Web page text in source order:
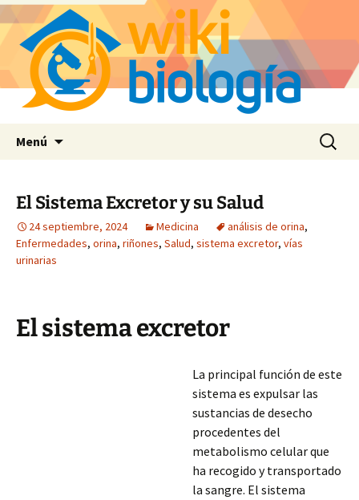
Menú Buscar:
El Sistema Excretor y su Salud
24 septiembre, 2024 Medicina análisis de orina,
Enfermedades, orina, riñones, Salud, sistema excretor, vías
urinarias
El sistema excretor
La principal función de este
sistema es expulsar las
sustancias de desecho
procedentes del
metabolismo celular que
ha recogido y transportado
la sangre. El sistema